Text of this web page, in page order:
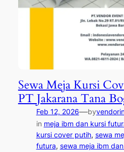
Sewa Meja Kursi
PT Jakarana Tana
Feb 12, 2026—by
in meja ibm dan kursi
kursi cover putih, sewa
futura, sewa meja ibm